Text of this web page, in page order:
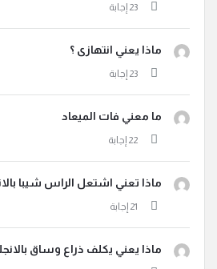
ماذا يعني انتهازى ؟
ما معني فات الميعاد
ماذا تعني اشتعل الراس شيبا
ماذا يعني يكلف ذراع وساق